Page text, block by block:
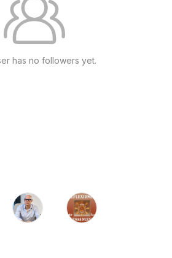
has no followers yet.